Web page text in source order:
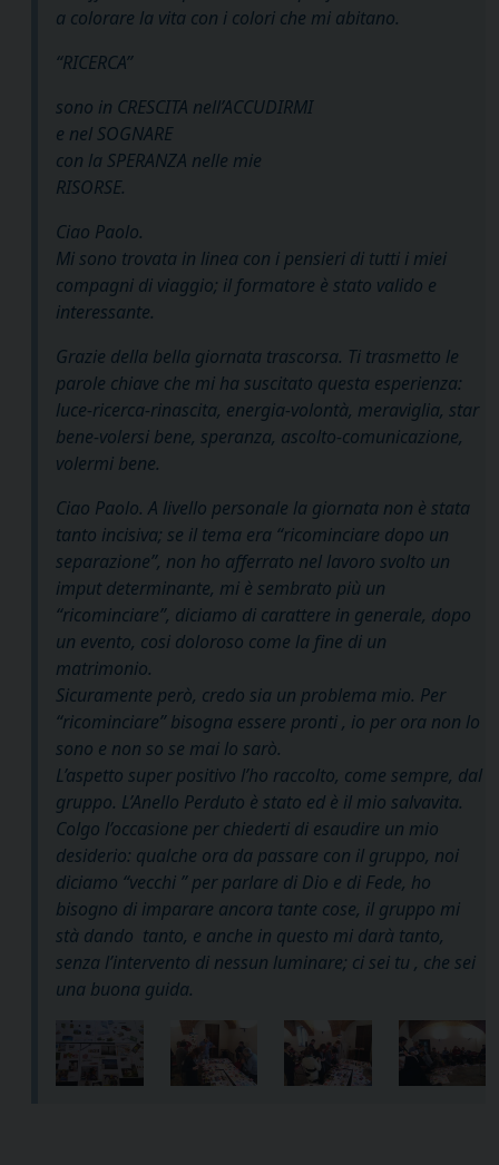
a colorare la vita con i colori che mi abitano.
“RICERCA”
sono in CRESCITA nell’ACCUDIRMI
e nel SOGNARE
con la SPERANZA nelle mie
RISORSE.
Ciao Paolo.
Mi sono trovata in linea con i pensieri di tutti i miei
compagni di viaggio; il formatore è stato valido e
interessante.
Grazie della bella giornata trascorsa. Ti trasmetto le
parole chiave che mi ha suscitato questa esperienza:
luce-ricerca-rinascita, energia-volontà, meraviglia, star
bene-volersi bene, speranza, ascolto-comunicazione,
volermi bene.
Ciao Paolo. A livello personale la giornata non è stata
tanto incisiva; se il tema era “ricominciare dopo un
separazione”, non ho afferrato nel lavoro svolto un
imput determinante, mi è sembrato più un
“ricominciare”, diciamo di carattere in generale, dopo
un evento, cosi doloroso come la fine di un
matrimonio.
Sicuramente però, credo sia un problema mio. Per
“ricominciare” bisogna essere pronti , io per ora non lo
sono e non so se mai lo sarò.
L’aspetto super positivo l’ho raccolto, come sempre, dal
gruppo. L’Anello Perduto è stato ed è il mio salvavita.
Colgo l’occasione per chiederti di esaudire un mio
desiderio: qualche ora da passare con il gruppo, noi
diciamo “vecchi ” per parlare di Dio e di Fede, ho
bisogno di imparare ancora tante cose, il gruppo mi
stà dando tanto, e anche in questo mi darà tanto,
senza l’intervento di nessun luminare; ci sei tu , che sei
una buona guida.